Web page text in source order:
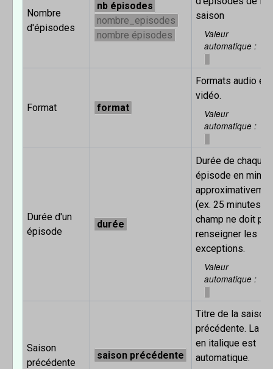
Nombre
d'épisodes
nb épisodes
nombre_episodes
nombre épisodes
saison
Valeur
automatique
Format format
Formats audio et
vidéo.
Valeur
automatique
Durée d'un
épisode
durée
Durée de chaque
épisode en
(ex. 25 minutes).
champ ne doit
renseigner les
exceptions.
Valeur
automatique
Saison
précédente
saison précédente
Titre de la saison
précédente. La
en italique est
automatique.